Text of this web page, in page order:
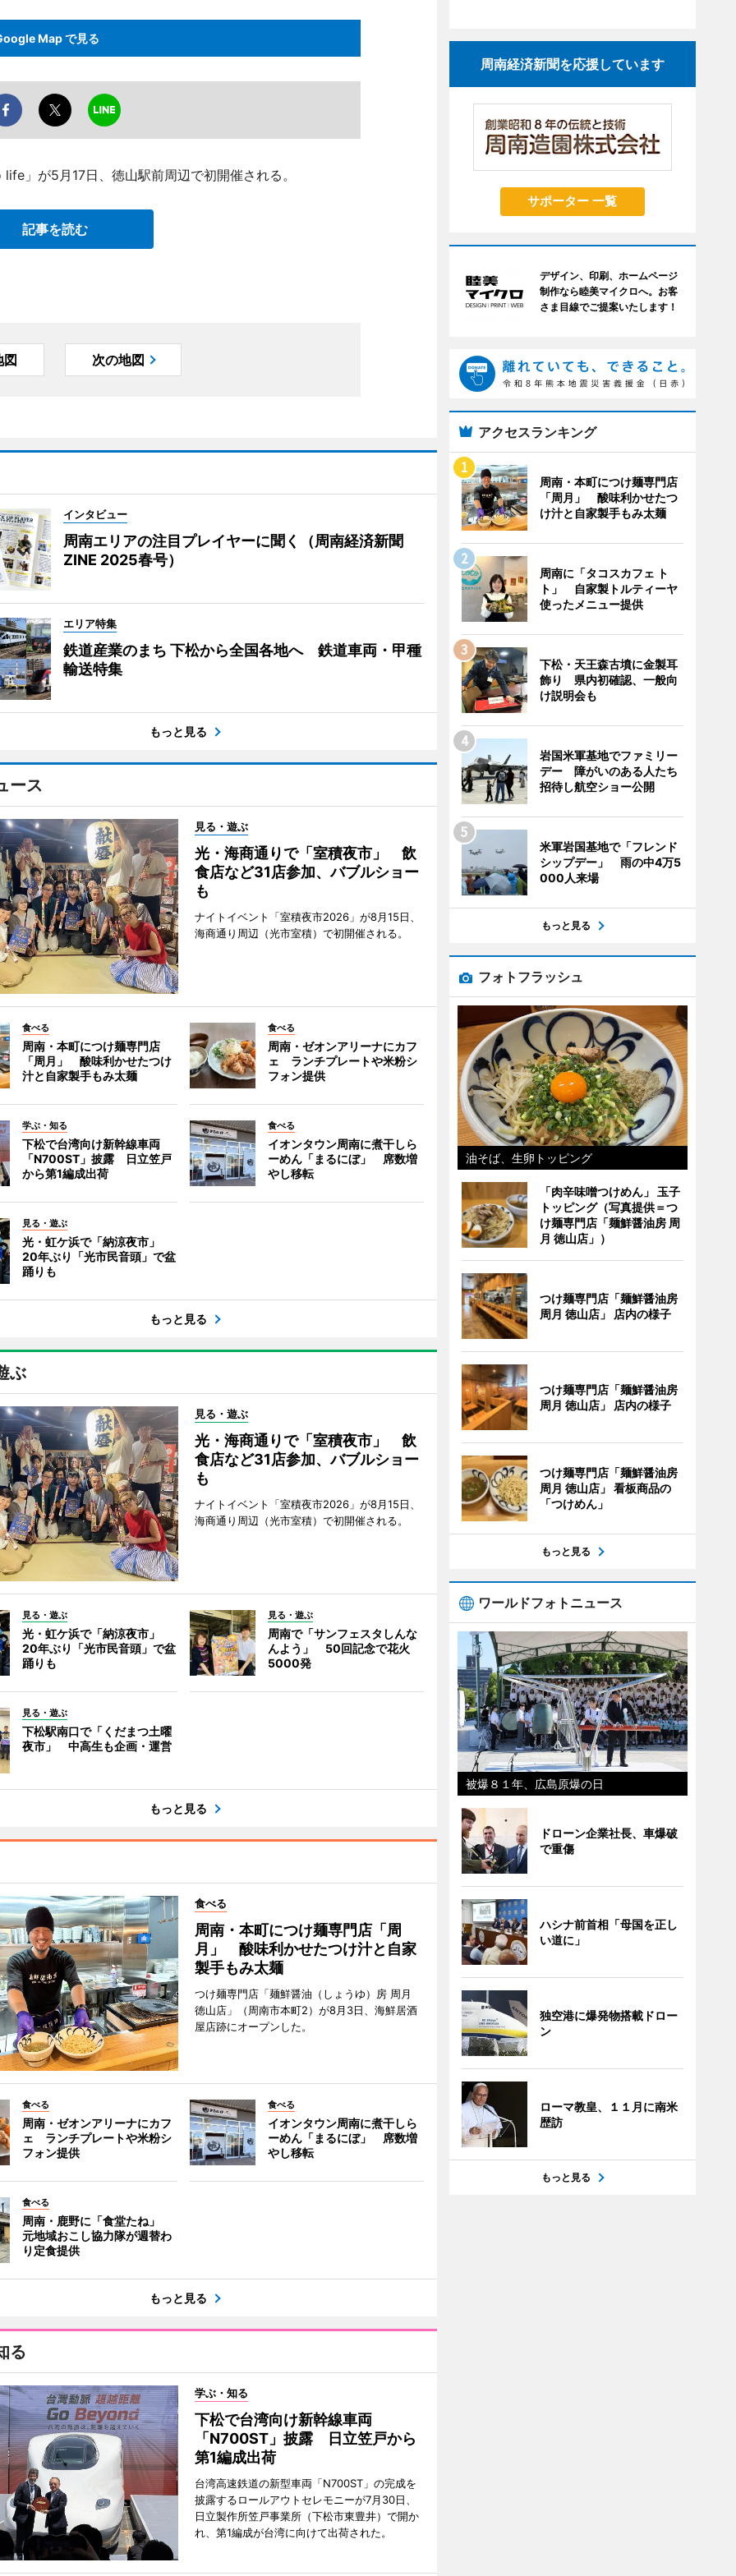
Map で見る
」が5月17日、徳山駅前周辺で初開催される。
記事を読む
図 次の地図
インタビュー
周南エリアの注目プレイヤーに聞く（周南経済新聞
ZINE 2025春号）
エリア特集
鉄道産業のまち 下松から全国各地へ 鉄道車両・甲種
輸送特集
もっと見る
ース
見る・遊ぶ
光・海商通りで「室積夜市」 飲
食店など31店参加、バブルショー
も
ナイトイベント「室積夜市2026」が8月15日、
海商通り周辺（光市室積）で初開催される。
食べる
周南・本町につけ麺専門店
「周月」 酸味利かせたつけ
汁と自家製手もみ太麺
食べる
周南・ゼオンアリーナにカフ
ェ ランチプレートや米粉シ
フォン提供
学ぶ・知る
下松で台湾向け新幹線車両
「N700ST」披露 日立笠戸
から第1編成出荷
食べる
イオンタウン周南に煮干しら
ーめん「まるにぼ」 席数増
やし移転
見る・遊ぶ
光・虹ケ浜で「納涼夜市」
20年ぶり「光市民音頭」で盆
踊りも
もっと見る
ぶ
見る・遊ぶ
光・海商通りで「室積夜市」 飲
食店など31店参加、バブルショー
も
ナイトイベント「室積夜市2026」が8月15日、
海商通り周辺（光市室積）で初開催される。
見る・遊ぶ
光・虹ケ浜で「納涼夜市」
20年ぶり「光市民音頭」で盆
踊りも
見る・遊ぶ
周南で「サンフェスタしんな
んよう」 50回記念で花火
5000発
見る・遊ぶ
下松駅南口で「くだまつ土曜
夜市」 中高生も企画・運営
もっと見る
食べる
周南・本町につけ麺専門店「周
月」 酸味利かせたつけ汁と自家
製手もみ太麺
つけ麺専門店「麺鮮醤油（しょうゆ）房 周月
徳山店」（周南市本町2）が8月3日、海鮮居酒
屋店跡にオープンした。
食べる
周南・ゼオンアリーナにカフ
ェ ランチプレートや米粉シ
フォン提供
食べる
イオンタウン周南に煮干しら
ーめん「まるにぼ」 席数増
やし移転
食べる
周南・鹿野に「食堂たね」
元地域おこし協力隊が週替わ
り定食提供
もっと見る
る
学ぶ・知る
下松で台湾向け新幹線車両
「N700ST」披露 日立笠戸から
第1編成出荷
台湾高速鉄道の新型車両「N700ST」の完成を
披露するロールアウトセレモニーが7月30日、
日立製作所笠戸事業所（下松市東豊井）で開か
れ、第1編成が台湾に向けて出荷された。
周南経済新聞を応援しています
サポーター 一覧
デザイン、印刷、ホームページ
制作なら睦美マイクロへ。お客
さま目線でご提案いたします！
アクセスランキング
周南・本町につけ麺専門店
「周月」 酸味利かせたつ
け汁と自家製手もみ太麺
周南に「タコスカフェ ト
ト」 自家製トルティーヤ
使ったメニュー提供
下松・天王森古墳に金製耳
飾り 県内初確認、一般向
け説明会も
岩国米軍基地でファミリー
デー 障がいのある人たち
招待し航空ショー公開
米軍岩国基地で「フレンド
シップデー」 雨の中4万5
000人来場
もっと見る
フォトフラッシュ
油そば、生卵トッピング
「肉辛味噌つけめん」 玉子
トッピング（写真提供＝つ
け麺専門店「麺鮮醤油房 周
月 徳山店」）
つけ麺専門店「麺鮮醤油房
周月 徳山店」 店内の様子
つけ麺専門店「麺鮮醤油房
周月 徳山店」 店内の様子
つけ麺専門店「麺鮮醤油房
周月 徳山店」 看板商品の
「つけめん」
もっと見る
ワールドフォトニュース
被爆８１年、広島原爆の日
ドローン企業社長、車爆破
で重傷
ハシナ前首相「母国を正し
い道に」
独空港に爆発物搭載ドロー
ン
ローマ教皇、１１月に南米
歴訪
もっと見る